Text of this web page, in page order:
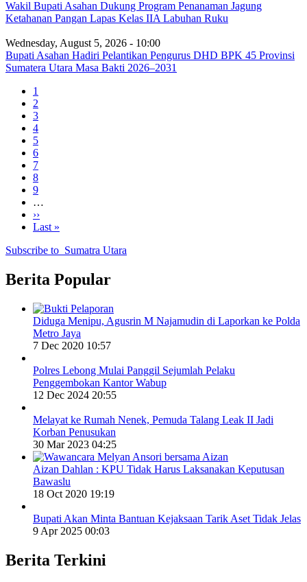
Wakil Bupati Asahan Dukung Program Penanaman Jagung
Ketahanan Pangan Lapas Kelas IIA Labuhan Ruku
Wednesday, August 5, 2026 - 10:00
Bupati Asahan Hadiri Pelantikan Pengurus DHD BPK 45 Provinsi
Sumatera Utara Masa Bakti 2026–2031
Pagination
Current
page
1
Page
2
Page
3
Page
4
Page
5
Page
6
Page
7
Page
8
Page
9
…
Next
page
››
Last
Last »
Subscribe to Sumatra Utara
Berita Popular
Diduga Menipu, Agusrin M Najamudin di Laporkan ke Polda
Metro Jaya
7 Dec 2020 10:57
Polres Lebong Mulai Panggil Sejumlah Pelaku
Penggembokan Kantor Wabup
12 Dec 2024 20:55
Melayat ke Rumah Nenek, Pemuda Talang Leak II Jadi
Korban Penusukan
30 Mar 2023 04:25
Aizan Dahlan : KPU Tidak Harus Laksanakan Keputusan
Bawaslu
18 Oct 2020 19:19
Bupati Akan Minta Bantuan Kejaksaan Tarik Aset Tidak Jelas
9 Apr 2025 00:03
Berita Terkini